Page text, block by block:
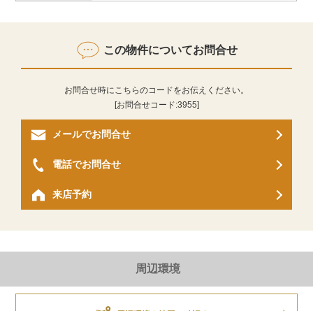
この物件についてお問合せ
お問合せ時にこちらのコードをお伝えください。
[お問合せコード:3955]
メールでお問合せ
来店予約
電話でお問合せ
周辺環境